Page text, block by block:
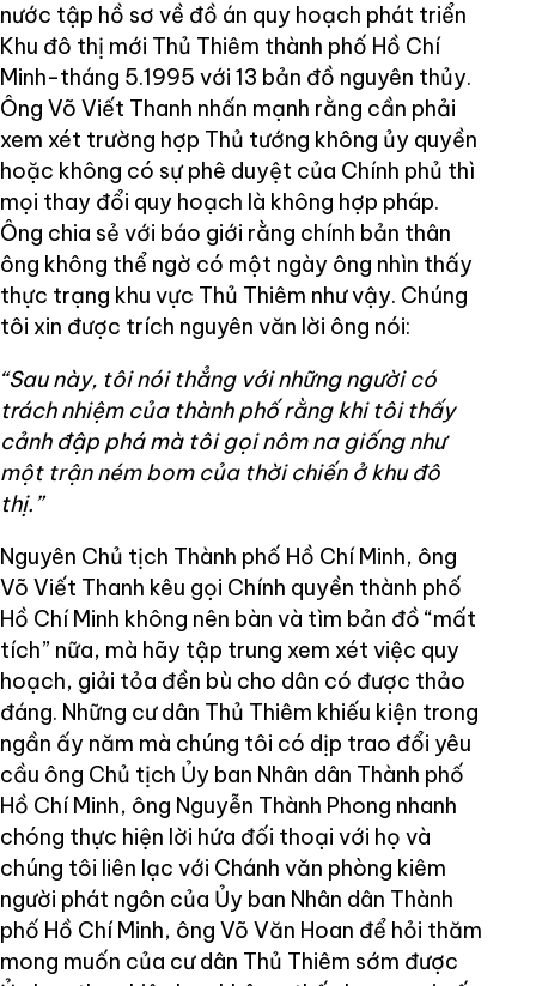
nước tập hồ sơ về đồ án quy hoạch phát triển
Khu đô thị mới Thủ Thiêm thành phố Hồ Chí
Minh-tháng 5.1995 với 13 bản đồ nguyên thủy.
Ông Võ Viết Thanh nhấn mạnh rằng cần phải
xem xét trường hợp Thủ tướng không ủy quyền
hoặc không có sự phê duyệt của Chính phủ thì
mọi thay đổi quy hoạch là không hợp pháp.
Ông chia sẻ với báo giới rằng chính bản thân
ông không thể ngờ có một ngày ông nhìn thấy
thực trạng khu vực Thủ Thiêm như vậy. Chúng
tôi xin được trích nguyên văn lời ông nói:
“Sau này, tôi nói thẳng với những người có
trách nhiệm của thành phố rằng khi tôi thấy
cảnh đập phá mà tôi gọi nôm na giống như
một trận ném bom của thời chiến ở khu đô
thị.”
Nguyên Chủ tịch Thành phố Hồ Chí Minh, ông
Võ Viết Thanh kêu gọi Chính quyền thành phố
Hồ Chí Minh không nên bàn và tìm bản đồ “mất
tích” nữa, mà hãy tập trung xem xét việc quy
hoạch, giải tỏa đền bù cho dân có được thảo
đáng. Những cư dân Thủ Thiêm khiếu kiện trong
ngần ấy năm mà chúng tôi có dịp trao đổi yêu
cầu ông Chủ tịch Ủy ban Nhân dân Thành phố
Hồ Chí Minh, ông Nguyễn Thành Phong nhanh
chóng thực hiện lời hứa đối thoại với họ và
chúng tôi liên lạc với Chánh văn phòng kiêm
người phát ngôn của Ủy ban Nhân dân Thành
phố Hồ Chí Minh, ông Võ Văn Hoan để hỏi thăm
mong muốn của cư dân Thủ Thiêm sớm được